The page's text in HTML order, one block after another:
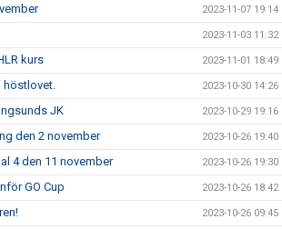
2023-11-07 19:14
2023-11-03 11:32
kurs 2023-11-01 18:49
2023-10-30 14:26
JK 2023-10-29 19:16
den 2 november 2023-10-26 19:40
4 den 11 november 2023-10-26 19:30
GO Cup 2023-10-26 18:42
2023-10-26 09:45